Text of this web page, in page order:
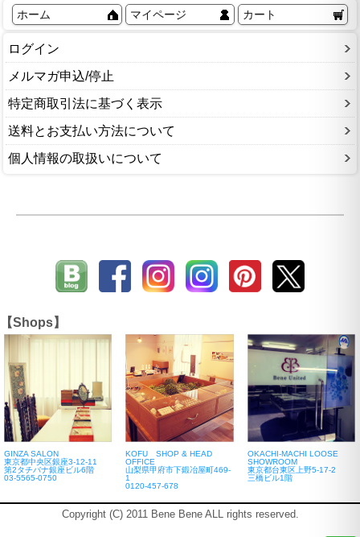
ホーム マイページ カート
ログイン
メルマガ申込/停止
特定商取引法に基づく表示
送料とお支払い方法について
個人情報の取扱いについて
【Shops】
GINZA SALON
東京都中央区銀座3-12-11
第2タチバナ銀座ビル6階
03-5565-0750
KOFU SHOP & HEAD
OFFICE
山梨県甲府市下鍛冶屋町469-
1
0120-457-678
OKACHI-MACHI LOOSE
SHOWROOM
東京都台東区上野5-17-2
三橋ビル1階
Copyright (C) 2011 Bene Bene ALL rights reserved.